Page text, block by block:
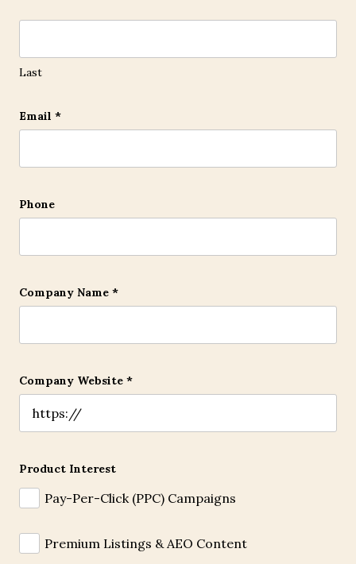
Last
Email *
Phone
Company Name*
Company Website*
Product Interest
Pay-Per-Click (PPC) Campaigns
Premium Listings & AEO Content